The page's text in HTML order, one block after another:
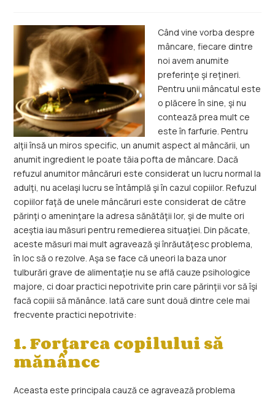
Când vine vorba despre
mâncare, fiecare dintre
noi avem anumite
preferinţe şi reţineri.
Pentru unii mâncatul este
o plăcere în sine, şi nu
contează prea mult ce
este în farfurie. Pentru
alţii însă un miros specific, un anumit aspect al mâncării, un
anumit ingredient le poate tăia pofta de mâncare. Dacă
refuzul anumitor mâncăruri este considerat un lucru normal la
adulţi, nu acelaşi lucru se întâmplă şi în cazul copiilor. Refuzul
copiilor faţă de unele mâncăruri este considerat de către
părinţi o ameninţare la adresa sănătăţii lor, şi de multe ori
aceştia iau măsuri pentru remedierea situaţiei. Din păcate,
aceste măsuri mai mult agravează şi înrăutăţesc problema,
în loc să o rezolve. Aşa se face că uneori la baza unor
tulburări grave de alimentaţie nu se află cauze psihologice
majore, ci doar practici nepotrivite prin care părinţii vor să îşi
facă copiii să mănânce. Iată care sunt două dintre cele mai
frecvente practici nepotrivite:
1. Forţarea copilului să
mănânce
Aceasta este principala cauză ce agravează problema